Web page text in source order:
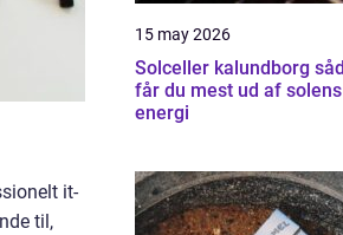
it-
til,
15 may 2026
Solceller kalundborg sådan
får du mest ud af solens
energi